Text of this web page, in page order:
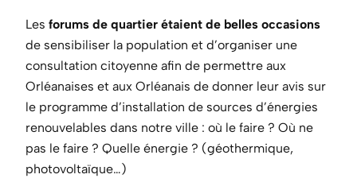
Les forums de quartier étaient de belles occasions
de sensibiliser la population et d’organiser une
consultation citoyenne afin de permettre aux
Orléanaises et aux Orléanais de donner leur avis sur
le programme d’installation de sources d’énergies
renouvelables dans notre ville : où le faire ? Où ne
pas le faire ? Quelle énergie ? (géothermique,
photovoltaïque…)